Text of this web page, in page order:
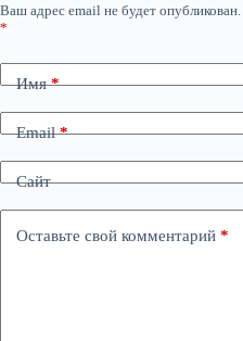
Ваш адрес email не будет опубликован.
*
Имя*
Email*
Сайт
Оставьте свой комментарий *